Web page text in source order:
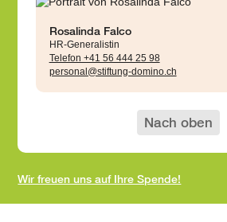
Rosalinda Falco
HR-Generalistin
Telefon +41 56 444 25 98
personal@stiftung-domino.ch
Nach oben
Wir freuen uns auf Ihre Spende!